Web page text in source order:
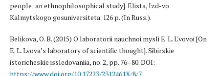
people: an ethnophilosophical study]. Elista, Izd-vo
Kalmytskogo gosuniversiteta. 126 p. (In Russ.).
Belikova, O. B. (2015) O laboratorii nauchnoi mysli E. L. L'vovoi [On
E. L. Lvova’s laboratory of scientific thought]. Sibirskie
istoricheskie issledovaniia, no. 2, pp. 76–80. DOI:
https://www.doi.org/10.17223/2312461X/8/7